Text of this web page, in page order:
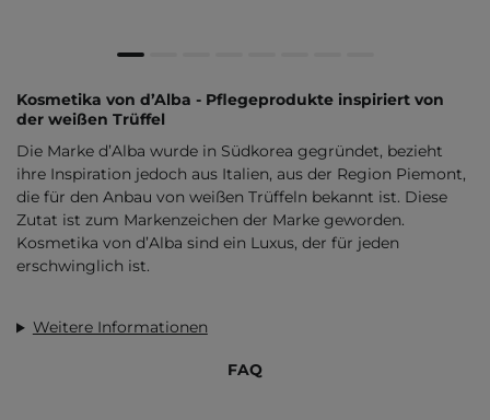
Kosmetika von d’Alba - Pflegeprodukte inspiriert von
der weißen Trüffel
Die Marke d’Alba wurde in Südkorea gegründet, bezieht
ihre Inspiration jedoch aus Italien, aus der Region Piemont,
die für den Anbau von weißen Trüffeln bekannt ist. Diese
Zutat ist zum Markenzeichen der Marke geworden.
Kosmetika von d’Alba sind ein Luxus, der für jeden
erschwinglich ist.
Weitere Informationen
FAQ